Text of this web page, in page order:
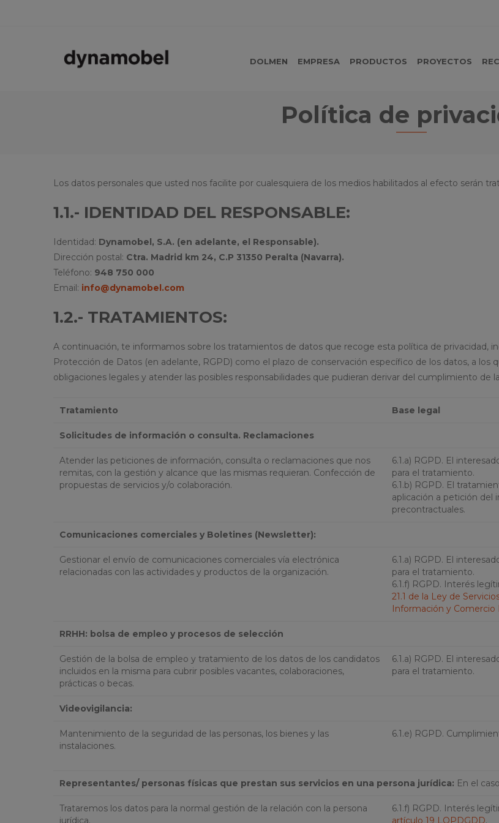
DOLMEN EMPRESA PRODUCTOS PROYECTOS
Política de
Los datos personales que usted nos facilite por cualesquiera de los medios habilitados al efecto serán
1.1.- IDENTIDAD DEL RESPONSABLE:
Identidad: Dynamobel, S.A. (en adelante, el Responsable).
Dirección postal: Ctra. Madrid km 24, C.P 31350 Peralta (Navarra).
Teléfono: 948 750 000
Email: info@dynamobel.com
1.2.- TRATAMIENTOS:
A continuación, te informamos sobre los tratamientos de datos que recoge esta política de privacidad,
Protección de Datos (en adelante, RGPD) como el plazo de conservación específico de los datos, a los
obligaciones legales y atender las posibles responsabilidades que pudieran derivar del cumplimiento de
Tratamiento Base legal
Solicitudes de información o consulta. Reclamaciones
Atender las peticiones de información, consulta o reclamaciones que nos
remitas, con la gestión y alcance que las mismas requieran. Confección de
propuestas de servicios y/o colaboración.
6.1.a) RGPD. El
para el tratamiento.
6.1.b) RGPD. El
aplicación a petición del
precontractuales.
Comunicaciones comerciales y Boletines (Newsletter):
Gestionar el envío de comunicaciones comerciales vía electrónica
relacionadas con las actividades y productos de la organización.
6.1.a) RGPD. El
para el tratamiento.
6.1.f) RGPD. Interés
21.1 de la Ley de
Información y Comercio
RRHH: bolsa de empleo y procesos de selección
Gestión de la bolsa de empleo y tratamiento de los datos de los candidatos
incluidos en la misma para cubrir posibles vacantes, colaboraciones,
prácticas o becas.
6.1.a) RGPD. El
para el tratamiento.
Videovigilancia:
Mantenimiento de la seguridad de las personas, los bienes y las
instalaciones.
6.1.e) RGPD.
Representantes/ personas físicas que prestan sus servicios en una persona jurídica: En el
Trataremos los datos para la normal gestión de la relación con la persona
jurídica.
6.1.f) RGPD. Interés
artículo 19 LOPDGDD.